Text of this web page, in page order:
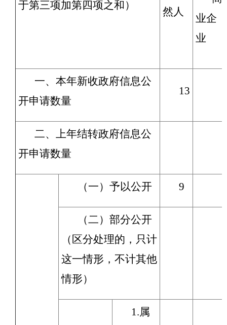
于第三项加第四项之和）
然人
业企
业
一、本年新收政府信息公
开申请数量
13
二、上年结转政府信息公
开申请数量
（一）予以公开 9
（二）部分公开
（区分处理的，只计
这一情形，不计其他
情形）
1.属